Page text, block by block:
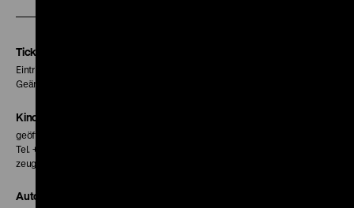
Tickets
Eintritt 5 €
Geänderte Preise sind im Programm vermerkt.
Kinokasse
geöffnet 30 Minuten vor Beginn der ersten Vorstellung
Tel. + 49 30 20304-770
zeughauskino@dhm.de
Autor*innen